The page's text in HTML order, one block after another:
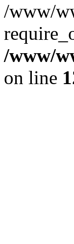
/www/
/www/
on line